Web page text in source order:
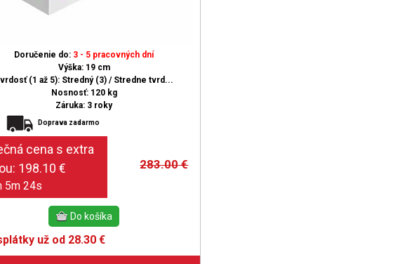
Doručenie do: 3 - 5 pracovných dní
Výška: 19 cm
(1 až 5): Stredný (3) / Stredne tvrd...
Nosnosť: 120 kg
Záruka: 3 roky
Doprava zadarmo
283.00€
5m 23s
už od 28.30 €